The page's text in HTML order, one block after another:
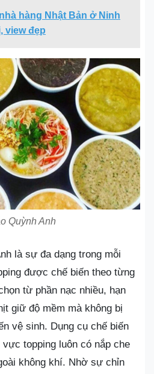
hàng Nhật Bản ở Ninh
view đẹp
Quỳnh Anh
là sự đa dạng trong mỗi
được chế biến theo từng
từ phần nạc nhiều, hạn
giữ độ mềm mà không bị
vệ sinh. Dụng cụ chế biến
topping luôn có nắp che
không khí. Nhờ sự chỉn